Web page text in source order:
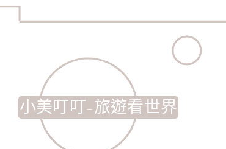
小美叮叮-旅遊看世界